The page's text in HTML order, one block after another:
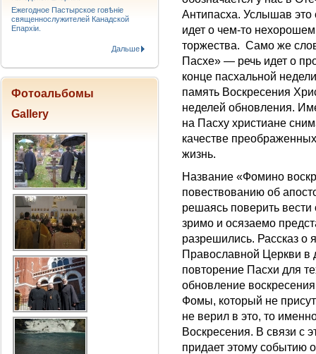
Антипасха. Услышав это
идет о чем-то
торжества. Само же
Пасхе» — речь идет о
конце пасхальной
память Воскресения
неделей обновления.
на Пасху христиане
качестве
жизнь.
Название «Фомино
повествованию об
решаясь поверить
зримо и осязаемо
разрешились. Рассказ о
Православной Церкви в
повторение Пасхи для
обновление
Фомы, который не
не верил в это, то
Воскресения. В связи с
придает этому событию
Ежегодное Пастырское говѣніе
священнослужителей Канадской
Епархіи.
Дальше
Фотоальбомы
Gallery